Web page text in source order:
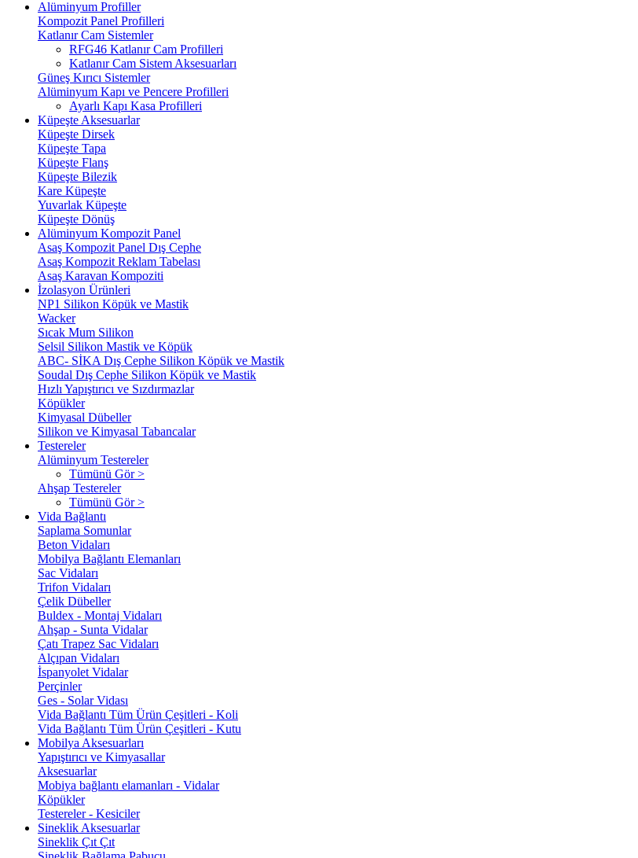
Alüminyum Profiller
Kompozit Panel Profilleri
Katlanır Cam Sistemler
RFG46 Katlanır Cam Profilleri
Katlanır Cam Sistem Aksesuarları
Güneş Kırıcı Sistemler
Alüminyum Kapı ve Pencere Profilleri
Ayarlı Kapı Kasa Profilleri
Küpeşte Aksesuarlar
Küpeşte Dirsek
Küpeşte Tapa
Küpeşte Flanş
Küpeşte Bilezik
Kare Küpeşte
Yuvarlak Küpeşte
Küpeşte Dönüş
Alüminyum Kompozit Panel
Asaş Kompozit Panel Dış Cephe
Asaş Kompozit Reklam Tabelası
Asaş Karavan Kompoziti
İzolasyon Ürünleri
NP1 Silikon Köpük ve Mastik
Wacker
Sıcak Mum Silikon
Selsil Silikon Mastik ve Köpük
ABC- SİKA Dış Cephe Silikon Köpük ve Mastik
Soudal Dış Cephe Silikon Köpük ve Mastik
Hızlı Yapıştırıcı ve Sızdırmazlar
Köpükler
Kimyasal Dübeller
Silikon ve Kimyasal Tabancalar
Testereler
Alüminyum Testereler
Tümünü Gör >
Ahşap Testereler
Tümünü Gör >
Vida Bağlantı
Saplama Somunlar
Beton Vidaları
Mobilya Bağlantı Elemanları
Sac Vidaları
Trifon Vidaları
Çelik Dübeller
Buldex - Montaj Vidaları
Ahşap - Sunta Vidalar
Çatı Trapez Sac Vidaları
Alçıpan Vidaları
İspanyolet Vidalar
Perçinler
Ges - Solar Vidası
Vida Bağlantı Tüm Ürün Çeşitleri - Koli
Vida Bağlantı Tüm Ürün Çeşitleri - Kutu
Mobilya Aksesuarları
Yapıştırıcı ve Kimyasallar
Aksesuarlar
Mobiya bağlantı elamanları - Vidalar
Köpükler
Testereler - Kesiciler
Sineklik Aksesuarlar
Sineklik Çıt Çıt